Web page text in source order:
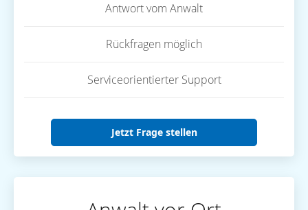
Antwort vom Anwalt
Rückfragen möglich
Serviceorientierter Support
Jetzt Frage stellen